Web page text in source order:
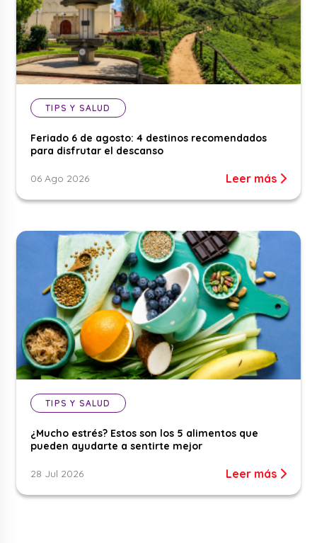
TIPS Y SALUD
Feriado 6 de agosto: 4 destinos recomendados
para disfrutar el descanso
06 Ago 2026 Leer más
TIPS Y SALUD
¿Mucho estrés? Estos son los 5 alimentos que
pueden ayudarte a sentirte mejor
28 Jul 2026 Leer más